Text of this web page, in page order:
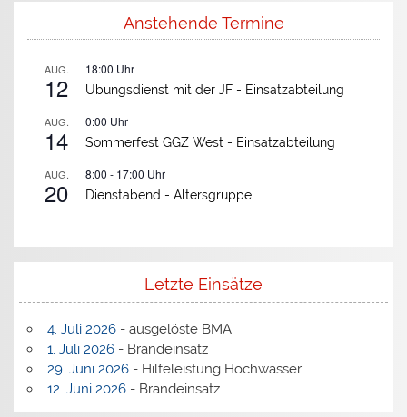
Anstehende Termine
AUG.
12
18:00 Uhr
Übungsdienst mit der JF - Einsatzabteilung
AUG.
14
0:00 Uhr
Sommerfest GGZ West - Einsatzabteilung
AUG.
20
8:00 - 17:00 Uhr
Dienstabend -Altersgruppe
Letzte Einsätze
4. Juli 2026- ausgelöste BMA
1. Juli 2026- Brandeinsatz
29. Juni 2026- Hilfeleistung Hochwasser
12. Juni 2026- Brandeinsatz